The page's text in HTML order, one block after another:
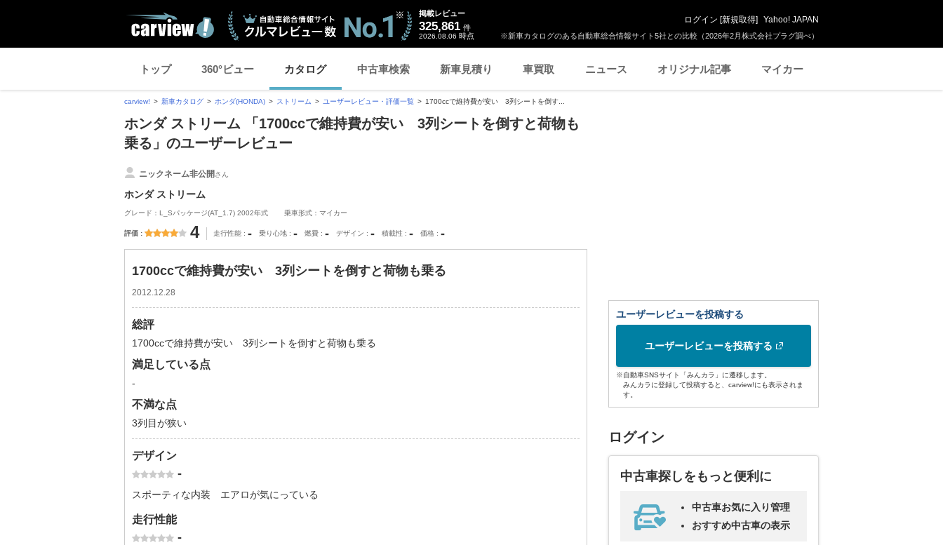
※新車カタログのある自動車総合情報サイト5社との比較（2026年2月株式会社プラグ調べ）
掲載レビュー
325,861 件
2026.08.06 時点
ログイン [新規取得] Yahoo! JAPAN
トップ 360°ビュー カタログ 中古車検索 新車見積り 車買取 ニュース オリジナル記事 マイカー
carview! 新車カタログ ホンダ(HONDA) ストリーム ユーザーレビュー・評価一覧 1700ccで維持費が安い 3列シートを倒す...
ホンダ ストリーム 「1700ccで維持費が安い 3列シートを倒すと荷物も
乗る」のユーザーレビュー
ニックネーム非公開さん
ホンダ ストリーム
グレード：L_Sパッケージ(AT_1.7) 2002年式 乗車形式：マイカー
評価 4 走行性能 - 乗り心地 - 燃費 - デザイン - 積載性 - 価格 -
1700ccで維持費が安い 3列シートを倒すと荷物も乗る
2012.12.28
総評
1700ccで維持費が安い 3列シートを倒すと荷物も乗る
満足している点
-
不満な点
3列目が狭い
デザイン
-
スポーティな内装 エアロが気にっている
走行性能
-
ユーザーレビューを投稿する
ユーザーレビューを投稿する
※自動車SNSサイト「みんカラ」に遷移します。
みんカラに登録して投稿すると、carview!にも表示されま
す。
ログイン
中古車探しをもっと便利に
中古車お気に入り管理
おすすめ中古車の表示